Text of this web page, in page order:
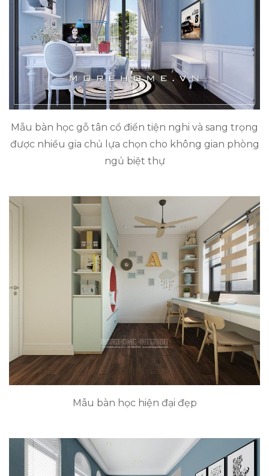
Mẫu bàn học gỗ tân cổ điển tiện nghi và sang trọng
được nhiều gia chủ lựa chọn cho không gian phòng
ngủ biệt thự
Mẫu bàn học hiện đại đẹp